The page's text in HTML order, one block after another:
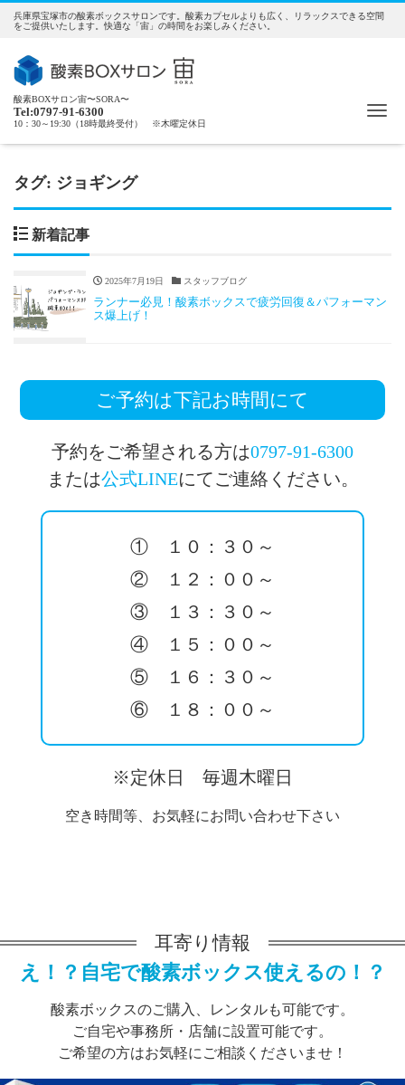
兵庫県宝塚市の酸素ボックスサロンです。酸素カプセルよりも広く、リラックスできる空間
をご提供いたします。快適な「宙」の時間をお楽しみください。
酸素BOXサロン宙〜SORA〜
Tel:0797-91-6300
10：30～19:30（18時最終受付） ※木曜定休日
タグ: ジョギング
新着記事
2025年7月19日 スタッフブログ
ランナー必見！酸素ボックスで疲労回復＆パフォーマン
ス爆上げ！
ご予約は下記お時間にて
予約をご希望される方は0797-91-6300
または公式LINEにてご連絡ください。
① １０：３０～
② １２：００～
③ １３：３０～
④ １５：００～
⑤ １６：３０～
⑥ １８：００～
※定休日 毎週木曜日
空き時間等、お気軽にお問い合わせ下さい
耳寄り情報
え！？自宅で酸素ボックス使えるの！？
酸素ボックスのご購入、レンタルも可能です。
ご自宅や事務所・店舗に設置可能です。
ご希望の方はお気軽にご相談くださいませ！